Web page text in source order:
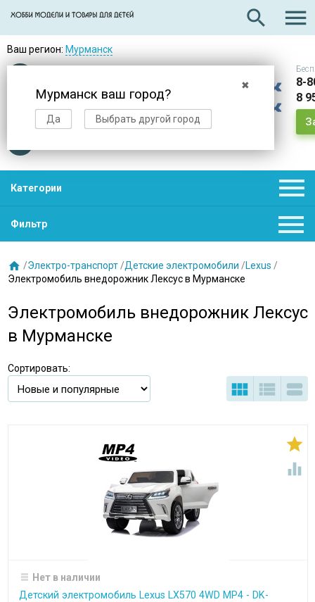
search 
Ваш регион: Мурманск
✖
Мурманск ваш город?
Да Выбрать другой город
Доставкав день заказа
8-
8
Категории 
Фильтр 
 /Электро-транспорт /Детские электромобили /Lexus /
Электромобиль внедорожник Лексус в Мурманске
Электромобиль внедорожник Лексус
в Мурманске
Сортировать:
  


Нет в наличии
Детский электромобиль Lexus LX570 4WD MP4 - DK-